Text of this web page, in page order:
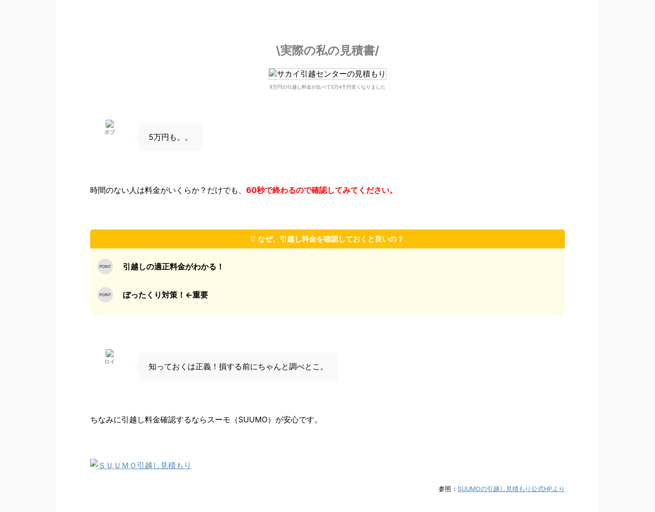
\実際の私の見積書/
9万円の引越し料金が比べて5万4千円安くなりました
ボブ 5万円も。。
時間のない人は料金がいくらか？ だけでも、 60秒で終わるので確認してみてください。
なぜ、引越し料金を確認しておくと良いの？
引越しの適正料金がわかる！
ぼったくり対策！←重要
ロイ 知っておくは正義！損する前にちゃんと調べとこ。
ちなみに引越し料金確認するならスーモ（SUUMO）が安心です。
参照： SUUMOの引越し見積もり公式HPより